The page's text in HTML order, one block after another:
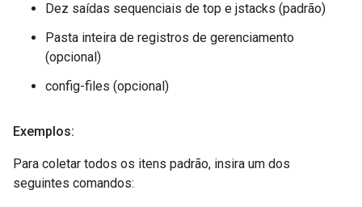
Dez saídas sequenciais de top e jstacks (padrão)
Pasta inteira de registros de gerenciamento
(opcional)
config-files (opcional)
Exemplos:
Para coletar todos os itens padrão, insira um dos
seguintes comandos: